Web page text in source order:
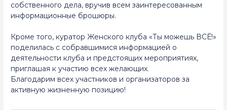
собственного дела, вручив всем заинтересованным
информационные брошюры.
Кроме того, куратор Женского клуба «Ты можешь ВСЁ!»
поделилась с собравшимися информацией о
деятельности клуба и предстоящих мероприятиях,
приглашая к участию всех желающих.
Благодарим всех участников и организаторов за
активную жизненную позицию!